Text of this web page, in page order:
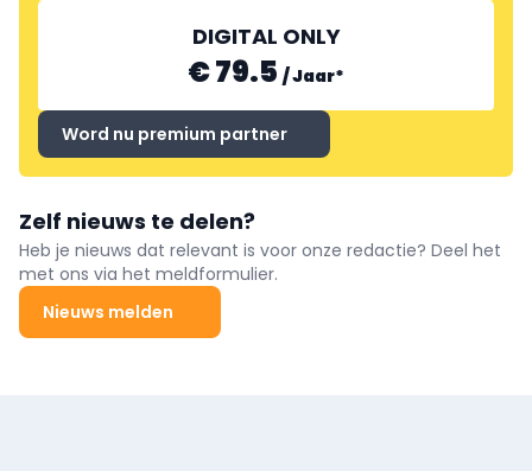
DIGITAL ONLY
€ 79.5 /Jaar*
Word nu premium partner
Zelf nieuws te delen?
Heb je nieuws dat relevant is voor onze redactie? Deel het
met ons via het meldformulier.
Nieuws melden